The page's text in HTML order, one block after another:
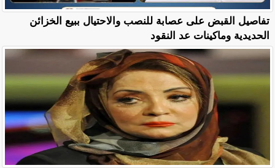
تفاصيل القبض على عصابة للنصب والاحتيال ببيع الخزائن
الحديدية وماكينات عد النقود